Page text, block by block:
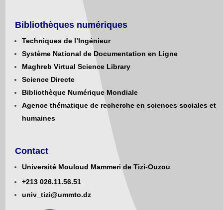
Bibliothèques numériques
Techniques de l’Ingénieur
Système National de Documentation en Ligne
Maghreb Virtual Science Library
Science Directe
Bibliothèque Numérique Mondiale
Agence thématique de recherche en sciences sociales et
humaines
Contact
Université Mouloud Mammeri de Tizi-Ouzou
+213 026.11.56.51
univ_tizi@ummto.dz